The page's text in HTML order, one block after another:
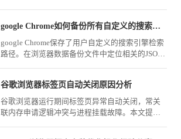
google Chrome如何备份所有自定义的搜索设置项
google Chrome保存了用户自定义的搜索引擎检索
路径。在浏览器数据备份文件中定位相关的JSON
谷歌浏览器标签页自动关闭原因分析
谷歌浏览器运行期间标签页异常自动关闭，常关
联内存申请逻辑冲突与进程挂载故障。本文提供